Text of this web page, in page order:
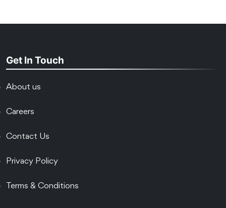
Get In Touch
About us
Careers
Contact Us
Privacy Policy
Terms & Conditions